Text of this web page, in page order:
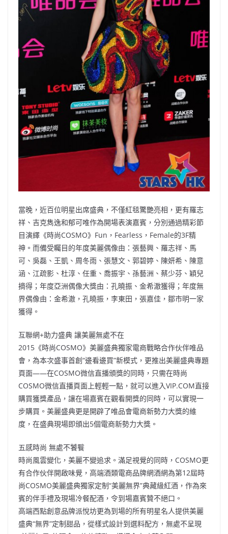
當晚，近百位明星出席盛典，不僅紅毯驚艷亮相，更有羅志
祥、吉克雋逸和郁可唯作為開場表演嘉賓，分別通過精彩節
目演繹《時尚COSMO》Fun，Fearless，Female的3F精
神。而備受矚目的年度美麗偶像由：張藝興、羅志祥、馬
可、吳磊、王凱、周冬雨、張慧文、郭碧婷、陳妍希、陳意
涵、江疏影、杜淳、任重、喬振宇、孫藝洲、蔡少芬、穎兒
摘得；年度亞洲偶像大獎由：孔曉振、金希澈獲得；年度無
界偶像由：金希澈，孔曉振，李東田，張嘉佳，鄒市明一家
獲得。
互聯網+助力盛典 讓美麗無處不在
2015《時尚COSMO》美麗盛典獨家電商戰略合作伙伴唯品
會，為本次盛事首創“邊看邊買”新模式，更推出美麗盛典專題
頁面——在COSMO微信直播頒獎的同時，只需在時尚
COSMO微信直播頁面上輕輕一點，就可以進入VIP.COM直接
購買獲獎產品，讓在場嘉賓在觀看開獎的同時，可以實現一
步購買。美麗盛典更是開辟了唯品會電商新勢力大獎的維
度，在盛典現場即頒出5個電商新勢力大獎。
五感時尚 無處不饕餮
時尚風雲變化，美麗不變追求。滿足視覺的同時，COSMO更
有合作伙伴開啟味覺，高端酒類電商品牌網酒網為第12屆時
尚COSMO美麗盛典獨家定制“美麗無界”典藏級紅酒，作為來
賓的伴手禮及現場冷餐配酒，令到場嘉賓贊不絕口。
高端西點創意品牌派悅坊更為到場的所有明星名人提供美麗
盛典“無界”定制甜品，從樣式設計到選料配方，無處不呈現